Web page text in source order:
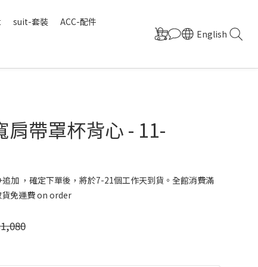
suit-套裝 ACC-配件
English
肩帶罩杯背心 - 11-
加 ，確定下單後，將於7-21個工作天到貨。全館消費滿
貨免運費 on order